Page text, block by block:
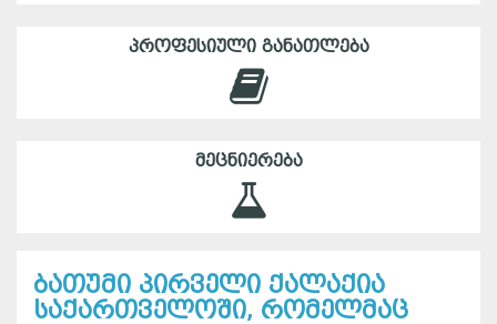
ᲞᲠᲝᲤᲔᲡᲘᲣᲚᲘ ᲒᲐᲜᲐᲗᲚᲔᲑᲐ
ᲛᲔᲪᲜᲘᲔᲠᲔᲑᲐ
ბათუმი პირველი ქალაქია
საქართველოში, რომელმაც